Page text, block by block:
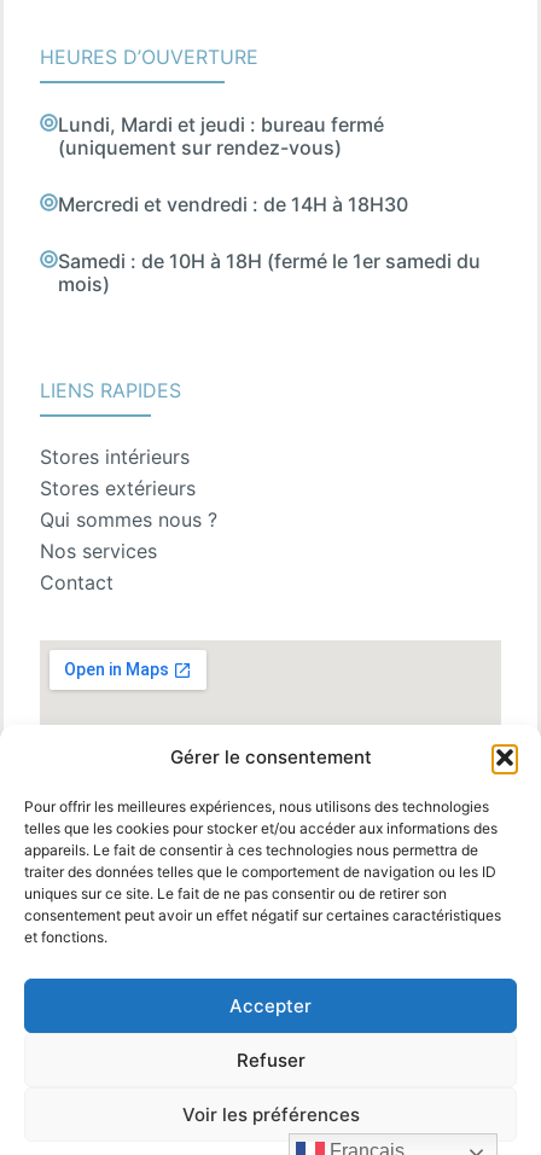
Gérer le consentement
Pour offrir les meilleures expériences, nous utilisons des technologies
telles que les cookies pour stocker et/ou accéder aux informations des
appareils. Le fait de consentir à ces technologies nous permettra de
traiter des données telles que le comportement de navigation ou les ID
uniques sur ce site. Le fait de ne pas consentir ou de retirer son
consentement peut avoir un effet négatif sur certaines caractéristiques
et fonctions.
Accepter
Refuser
Voir les préférences
HEURES D’OUVERTURE
Lundi, Mardi et jeudi : bureau fermé
(uniquement sur rendez-vous)
Mercredi et vendredi : de 14H à 18H30
Samedi : de 10H à 18H (fermé le 1er samedi du
mois)
LIENS RAPIDES
Stores intérieurs
Stores extérieurs
Qui sommes nous ?
Nos services
Contact
© 2025 MBM Interiors. Tous droits réservés
Legales
propulsé par